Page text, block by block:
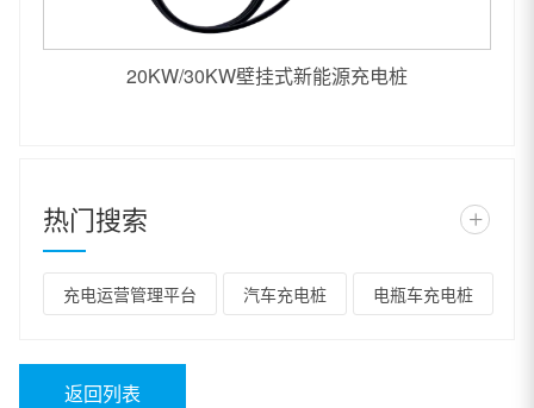
20KW/30KW壁挂式新能源充电桩
热门搜索 +
充电运营管理平台 汽车充电桩 电瓶车充电桩
返回列表